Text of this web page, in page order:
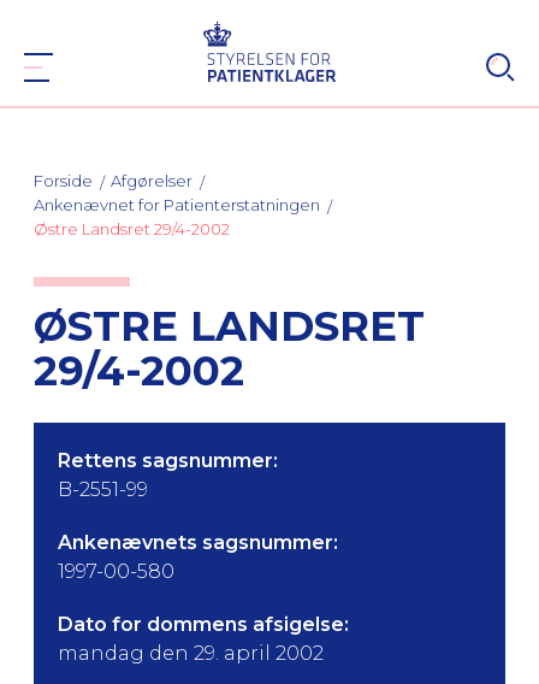
Forside
Afgørelser
Ankenævnet for Patienterstatningen
Østre Landsret 29/4-2002
ØSTRE LANDSRET
29/4-2002
Rettens sagsnummer:
B-2551-99
Ankenævnets sagsnummer:
1997-00-580
Dato for dommens afsigelse:
mandag den 29. april 2002